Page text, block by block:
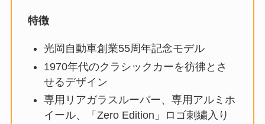
特徴
光岡自動車創業55周年記念モデル
1970年代のクラシックカーを彷彿とさ
せるデザイン
専用リアガラスルーバー、専用アルミホ
イール、「Zero Edition」ロゴ刺繍入り